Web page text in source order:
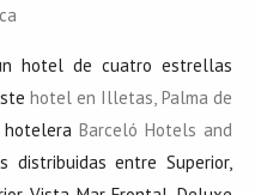
hotel de cuatro estrellas
hotel en Illetas, Palma de
hoteleraBarceló Hotels and
distribuidas entre Superior,